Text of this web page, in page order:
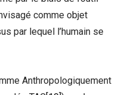
comme objet
par lequel l’humain se
Anthropologiquement